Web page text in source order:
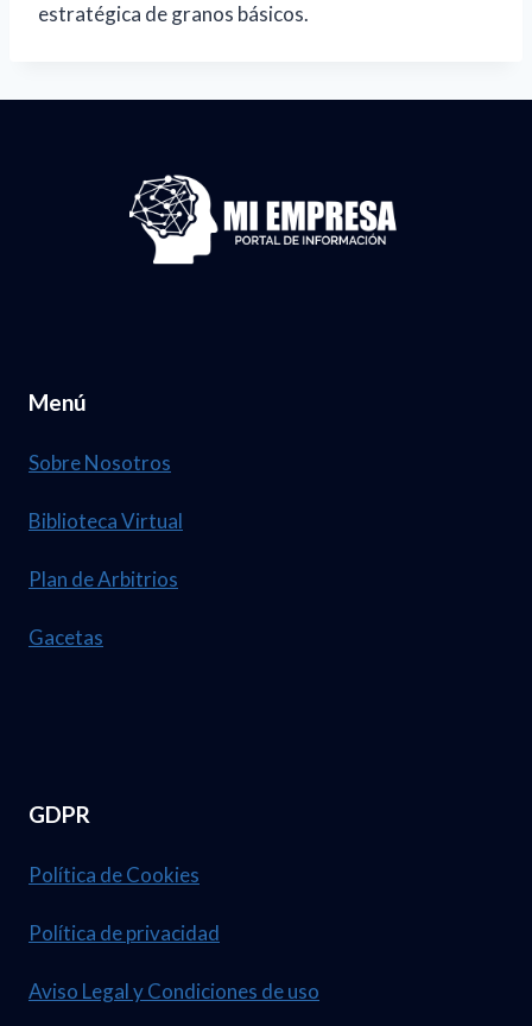
estratégica de granos básicos.
Menú
Sobre Nosotros
Biblioteca Virtual
Plan de Arbitrios
Gacetas
GDPR
Política de Cookies
Política de privacidad
Aviso Legal y Condiciones de uso